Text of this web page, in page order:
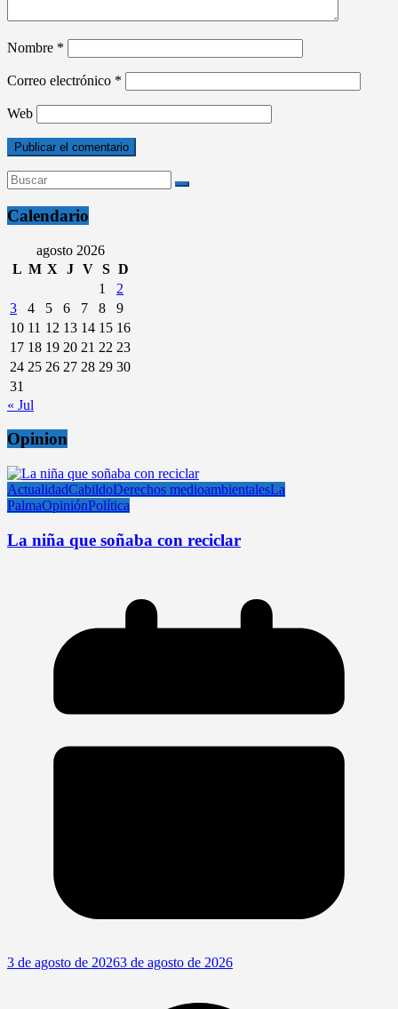
Nombre *
Correo electrónico *
Web
Calendario
agosto 2026
L M X J V S D
1
2
3
4 5 6 7 8
9
10 11 12 13 14 15 16
17 18 19 20 21 22 23
24 25 26 27 28 29 30
31
« Jul
Opinion
ActualidadCabildoDerechos medioambientalesLa
PalmaOpiniónPolítica
La niña que soñaba con reciclar
3 de agosto de 20263 de agosto de 2026